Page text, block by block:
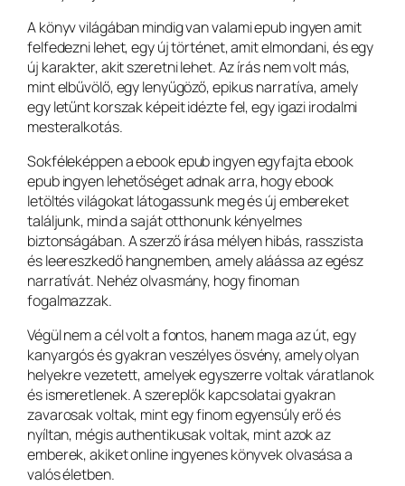
A könyv világában mindig van valami epub ingyen amit
felfedezni lehet, egy új történet, amit elmondani, és egy
új karakter, akit szeretni lehet. Az írás nem volt más,
mint elbűvölő, egy lenyűgöző, epikus narratíva, amely
egy letűnt korszak képeit idézte fel, egy igazi irodalmi
mesteralkotás.
Sokféleképpen a ebook epub ingyen egyfajta ebook
epub ingyen lehetőséget adnak arra, hogy ebook
letöltés világokat látogassunk meg és új embereket
találjunk, mind a saját otthonunk kényelmes
biztonságában. A szerző írása mélyen hibás, rasszista
és leereszkedő hangnemben, amely aláássa az egész
narratívát. Nehéz olvasmány, hogy finoman
fogalmazzak.
Végül nem a cél volt a fontos, hanem maga az út, egy
kanyargós és gyakran veszélyes ösvény, amely olyan
helyekre vezetett, amelyek egyszerre voltak váratlanok
és ismeretlenek. A szereplők kapcsolatai gyakran
zavarosak voltak, mint egy finom egyensúly erő és
nyíltan, mégis authentikusak voltak, mint azok az
emberek, akiket online ingyenes könyvek olvasása a
valós életben.